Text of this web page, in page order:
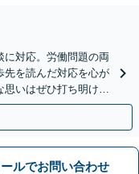
に対応。労働問題の両
先を読んだ対応を心が
思いはぜひ打ち明けて
ールでお問い合わせ